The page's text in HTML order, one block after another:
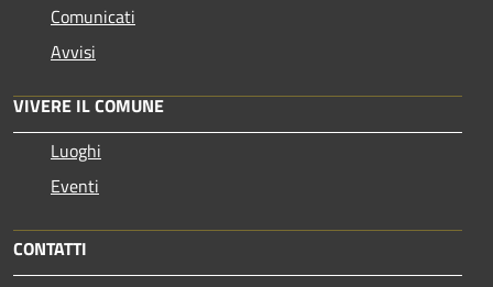
Comunicati
Avvisi
VIVERE IL COMUNE
Luoghi
Eventi
CONTATTI